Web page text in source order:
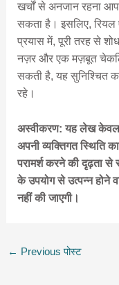
खर्चों से अनजान रहना
सकता है। इसलिए, रियल
प्रयास में, पूरी तरह से
नज़र और एक मज़बूत
सकती है, यह सुनिश्चित
रहे।
अस्वीकरण: यह लेख केवल
अपनी व्यक्तिगत
परामर्श करने की दृढ़ता से
के उपयोग से उत्पन्न होने
नहीं की जाएगी।
← Previous पोस्ट